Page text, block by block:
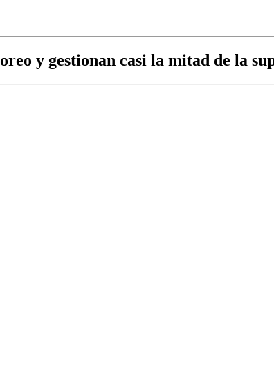
y gestionan casi la mitad de la